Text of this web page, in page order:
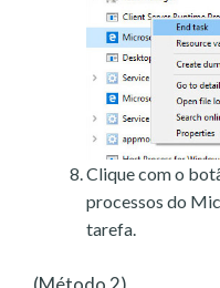
Clique com o
processos do
tarefa.